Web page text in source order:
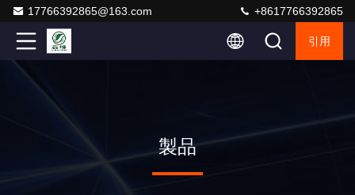
17766392865@163.com +8617766392865
引用
製品